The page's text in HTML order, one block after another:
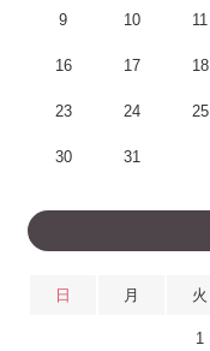
9 10 11
16 17 18
23 24 25
30 31
日 月 火
1